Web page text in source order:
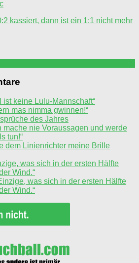
kassiert, dann ist ein 1:1 nicht mehr
ist keine Lulu-Mannschaft“
mas nimma gwinnen!“
des Jahres
mache nie Voraussagen und werde
tun!“
dem Linienrichter meine Brille
was sich in der ersten Hälfte
Wind.“
was sich in der ersten Hälfte
Wind.“